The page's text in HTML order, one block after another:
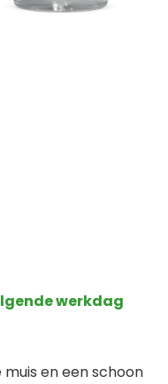
werkdag
en een schoon